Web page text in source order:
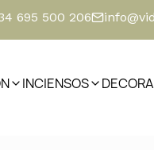
695 500 206
INCIENSOS